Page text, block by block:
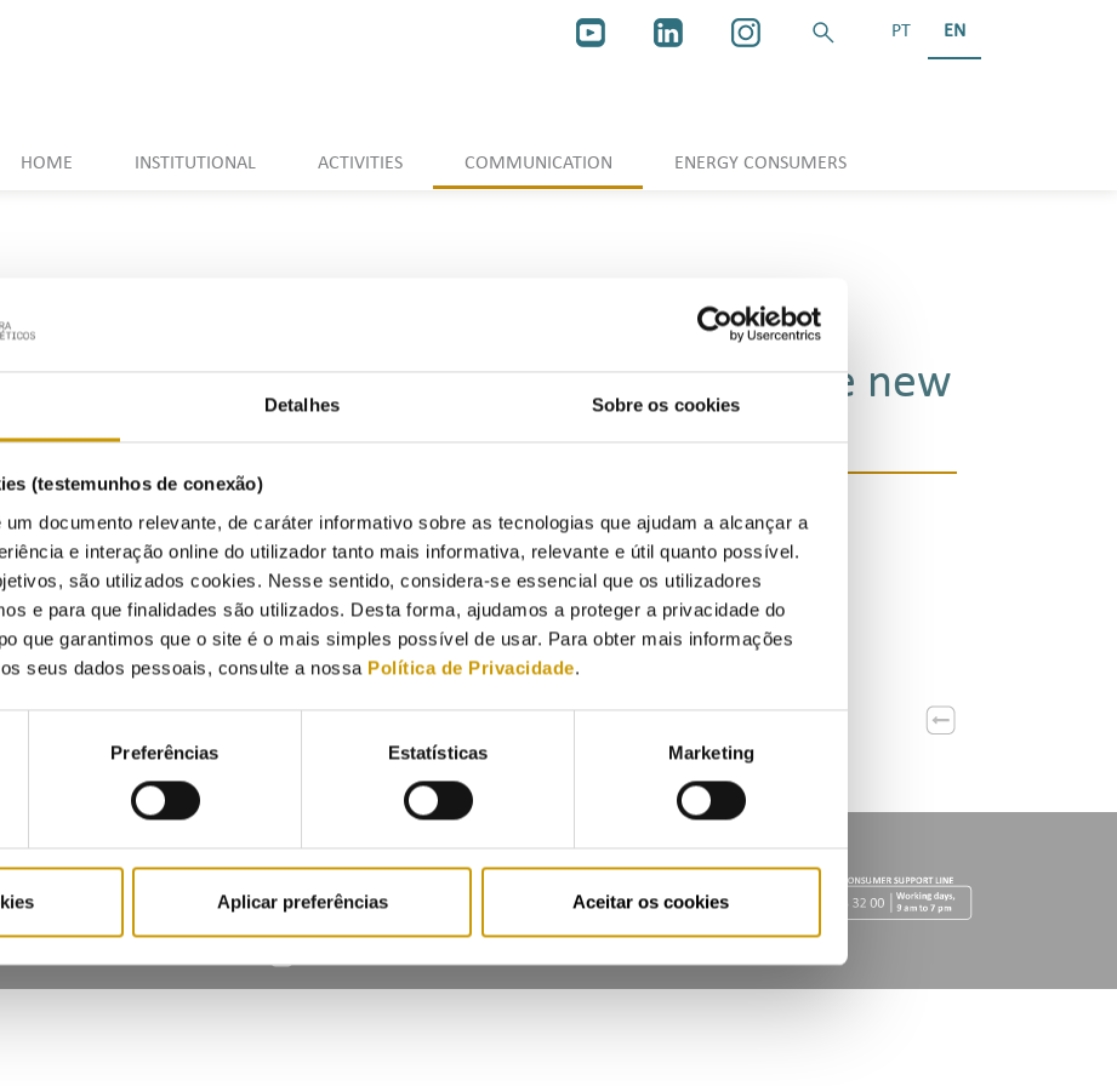
Detalhes Sobre os cookies
(testemunhos de conexão)
documento relevante, de caráter informativo sobre as tecnologias que ajudam a alcançar a
e interação online do utilizador tanto mais informativa, relevante e útil quanto possível.
são utilizados cookies. Nesse sentido, considera-se essencial que os utilizadores
e para que finalidades são utilizados. Desta forma, ajudamos a proteger a privacidade do
que garantimos que o site é o mais simples possível de usar. Para obter mais informações
seus dados pessoais, consulte a nossa Política de Privacidade.
Preferências Estatísticas Marketing
Aplicar preferências Aceitar os cookies
PT EN
HOME INSTITUTIONAL ACTIVITIES COMMUNICATION ENERGY CONSUMERS
of the electricity sector and outlook for the new
regulatory period 2026-2029"
Seminar New regulatory period 2026-2029
12 fevereiro 2025 | 09:00 | In Person
Mailing list Privacy policy